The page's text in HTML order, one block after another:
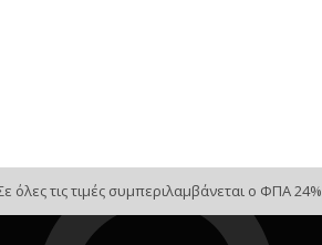
όλες τις τιμές συμπεριλαμβάνεται ο ΦΠΑ 24%